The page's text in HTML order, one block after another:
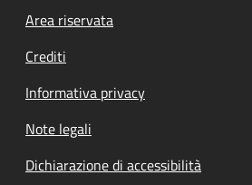
Footer menu
Area riservata
Crediti
Informativa privacy
Note legali
Dichiarazione di accessibilità